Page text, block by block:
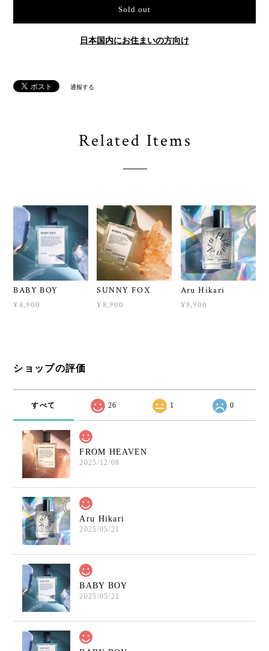
Sold out
日本国内にお住まいの方向け
通報する
Related Items
BABY BOY
¥8,900
SUNNY FOX
¥8,900
Aru Hikari
¥8,900
ショップの評価
すべて 26 1 0
FROM HEAVEN
2025/12/08
Aru Hikari
2025/05/21
BABY BOY
2025/05/21